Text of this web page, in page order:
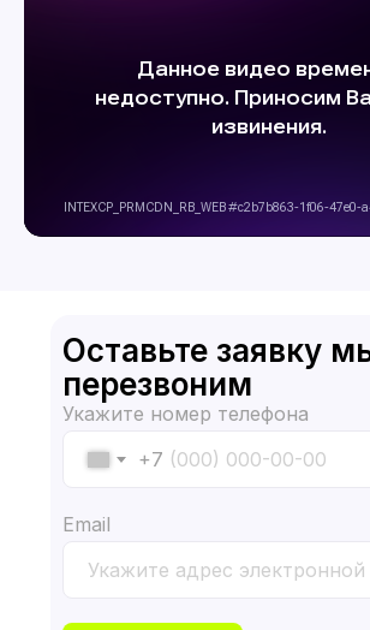
Оставьте заявку
перезвоним
Укажите номер телефона
+7
Email